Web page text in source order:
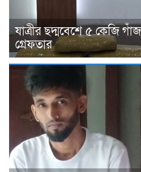
যাত্রীর ছদ্মবেশে ৫ কেজি
গ্রেফতার